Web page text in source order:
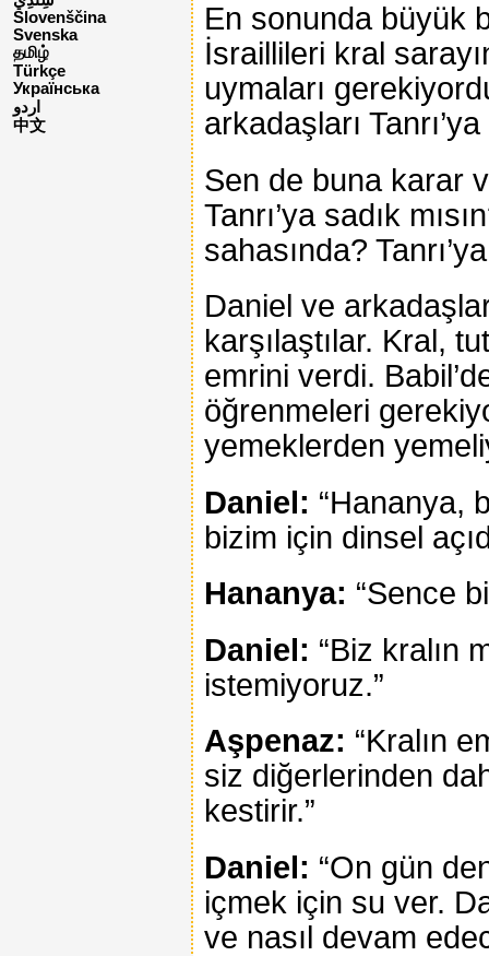
Slovenščina
Svenska
தமிழ்
Türkçe
Українська
اردو
中文
En sonunda büyük
İsraillileri kral
uymaları
arkadaşları
Sen de buna karar
Tanrı’ya sadık
sahasında?
Daniel ve
karşılaştılar. Kral,
emrini verdi.
öğrenmeleri
yemeklerden
Daniel: “Hananya,
bizim için dinsel
Hananya: “Sence
Daniel: “Biz kralın
istemiyoruz.”
Aşpenaz: “Kralın
siz diğerlerinden
kestirir.”
Daniel: “On gün
içmek için su ver.
ve nasıl devam